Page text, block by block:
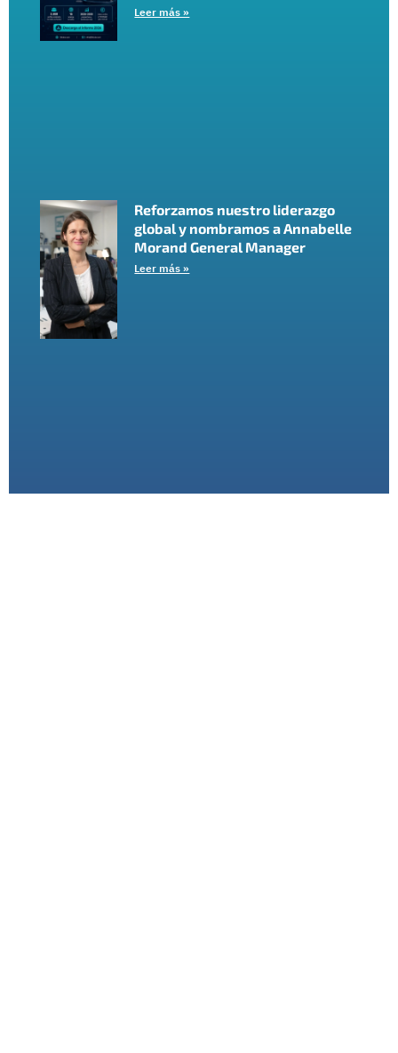
Leer más »
Reforzamos nuestro liderazgo
global y nombramos a Annabelle
Morand General Manager
Leer más »